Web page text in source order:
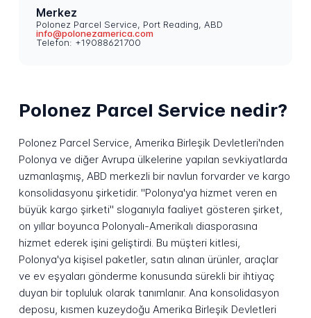
Merkez
Polonez Parcel Service, Port Reading, ABD
info@polonezamerica.com
Telefon: +19088621700
Polonez Parcel Service nedir?
Polonez Parcel Service, Amerika Birleşik Devletleri'nden
Polonya ve diğer Avrupa ülkelerine yapılan sevkiyatlarda
uzmanlaşmış, ABD merkezli bir navlun forvarder ve kargo
konsolidasyonu şirketidir. "Polonya'ya hizmet veren en
büyük kargo şirketi" sloganıyla faaliyet gösteren şirket,
on yıllar boyunca Polonyalı-Amerikalı diasporasına
hizmet ederek işini geliştirdi. Bu müşteri kitlesi,
Polonya'ya kişisel paketler, satın alınan ürünler, araçlar
ve ev eşyaları gönderme konusunda sürekli bir ihtiyaç
duyan bir topluluk olarak tanımlanır. Ana konsolidasyon
deposu, kısmen kuzeydoğu Amerika Birleşik Devletleri